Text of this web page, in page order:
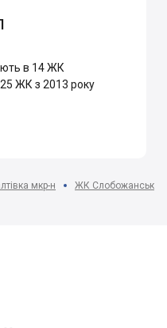
в 14 ЖК
25 ЖК з 2013 року
мкр-н ЖК Слобожанський